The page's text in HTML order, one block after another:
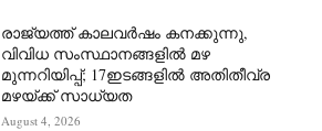
രാജ്യത്ത് കാലവർഷം കനക്കുന്നു,
വിവിധ സംസ്ഥാനങ്ങളിൽ മഴ
മുന്നറിയിപ്പ്; 17ഇടങ്ങളിൽ അതിതീവ്ര
മഴയ്ക്ക് സാധ്യത
August 4, 2026